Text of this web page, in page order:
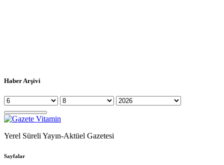
Haber Arşivi
Yerel Süreli Yayın-Aktüel Gazetesi
Sayfalar